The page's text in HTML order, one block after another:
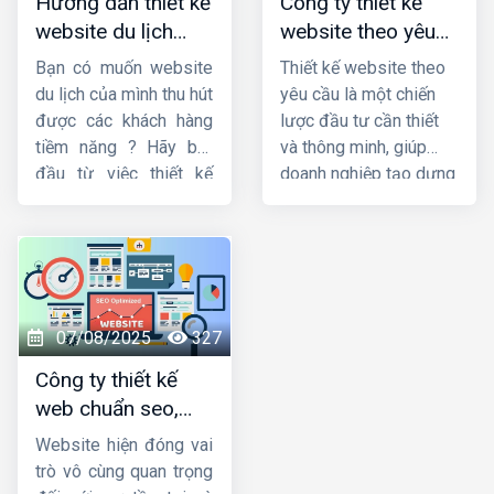
hạng tìm kiếm, từ đó
mở rộng quy mô kinh
doanh một cách bền
vững và hiệu quả.
thiết kế website uy tín
và chất lượng.
website du lịch
đẹp và chuyên
nghiệp
Bạn có muốn website
du lịch của mình thu hút
được các khách hàng
tiềm năng ? Hãy bắt
đầu từ việc thiết kế
Trong bài viết này,
Công ty HIG
xinhướng dẫn thiết
kế website du lịch
đẹp và chuyên nghiệp.
website theo yêu
cầu uy tín, chuyên
nghiệp
Thiết kế website theo
yêu cầu là một chiến
lược đầu tư cần thiết
và thông minh, giúp
doanh nghiệp tạo dựng
07/08/2025 327
Công ty thiết kế
web chuẩn seo,
chuyên nghiệp, giá
tốt
Website hiện đóng vai
trò vô cùng quan trọng